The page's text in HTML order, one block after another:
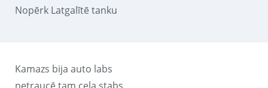
Nopērk Latgalītē tanku
Kamazs bija auto labs